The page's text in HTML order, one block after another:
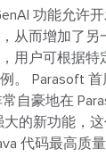
功能允许
从而增加了另
用户可根据特
。
Parasoft
常自豪地在
的新功能，
代码最高质